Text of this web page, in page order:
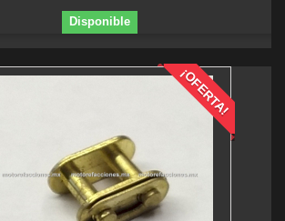
Disponible
¡OFERTA!